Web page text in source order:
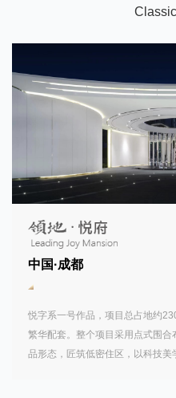
C
中国·成都
悦字系一号作品，项目总占地约
繁华配套。整个项目采用点式围
品形态，匠筑低密住区，以科技美